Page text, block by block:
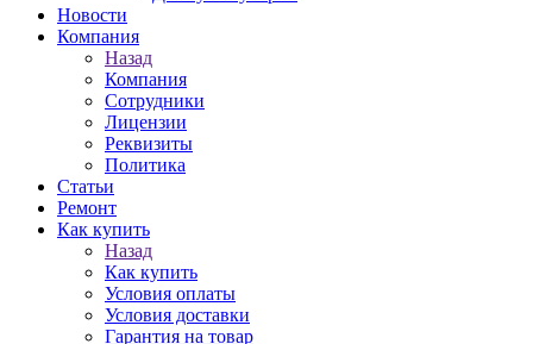
Новости
Компания
Назад
Компания
Сотрудники
Лицензии
Реквизиты
Политика
Статьи
Ремонт
Как купить
Назад
Как купить
Условия оплаты
Условия доставки
Гарантия на товар